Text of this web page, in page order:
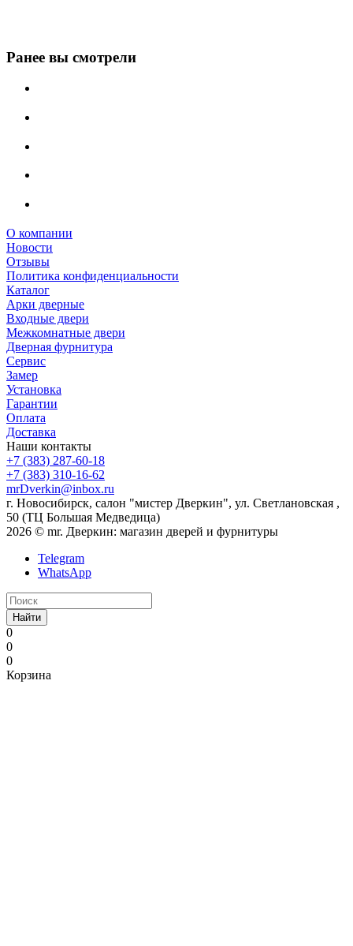
Ранее вы смотрели
О компании
Новости
Отзывы
Политика конфиденциальности
Каталог
Арки дверные
Входные двери
Межкомнатные двери
Дверная фурнитура
Сервис
Замер
Установка
Гарантии
Оплата
Доставка
Наши контакты
+7 (383) 287-60-18
+7 (383) 310-16-62
mrDverkin@inbox.ru
г. Новосибирск, салон "мистер Дверкин", ул. Светлановская ,
50 (ТЦ Большая Медведица)
2026 © mr. Дверкин: магазин дверей и фурнитуры
Telegram
WhatsApp
Найти
0
0
0
Корзина